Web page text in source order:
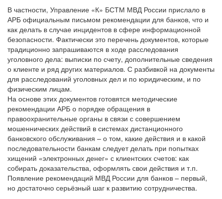
В частности, Управление «К» БСТМ МВД России прислало в
АРБ официальным письмом рекомендации для банков, что и
как делать в случае инцидентов в сфере информационной
безопасности. Фактически это перечень документов, которые
традиционно запрашиваются в ходе расследования
уголовного дела: выписки по счету, дополнительные сведения
о клиенте и ряд других материалов. С разбивкой на документы
для расследований уголовных дел и по юридическим, и по
физическим лицам.
На основе этих документов готовятся методические
рекомендации АРБ о порядке обращения в
правоохранительные органы в связи с совершением
мошеннических действий в системах дистанционного
банковского обслуживания – о том, какие действия и в какой
последовательности банкам следует делать при попытках
хищений «электронных денег» с клиентских счетов: как
собирать доказательства, оформлять свои действия и т.п.
Появление рекомендаций МВД России для банков – первый,
но достаточно серьёзный шаг к развитию сотрудничества.